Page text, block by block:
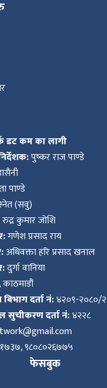
डट कम का लागी
पुष्कर राज पाण्डे
पाण्डे
(सवु)
रुद्र कुमार जोशि
गणेश प्रसाद राय
अधिवक्ता हरि प्रसाद खनाल
दुर्गा वानिया
दर्ता नं:४२०९-२०८०/
सुचीकरण दर्ता नं:४२२८
९८०८०२६७७५
फेसबुक